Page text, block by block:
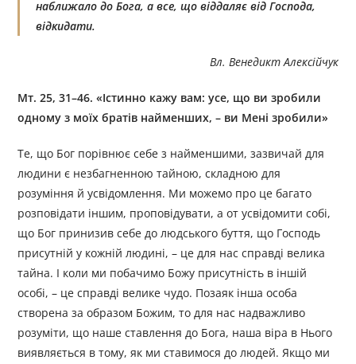
наближало до Бога, а все, що віддаляє від Господа,
відкидати.
Вл. Венедикт Алексійчук
Мт. 25, 31–46. «Істинно кажу вам: усе, що ви зробили
одному з моїх братів найменших, – ви Мені зробили»
Те, що Бог порівнює себе з найменшими, зазвичай для
людини є незбагненною тайною, складною для
розуміння й усвідомлення. Ми можемо про це багато
розповідати іншим, проповідувати, а от усвідомити собі,
що Бог принизив себе до людського буття, що Господь
присутній у кожній людині, – це для нас справді велика
тайна. І коли ми побачимо Божу присутність в іншій
особі, – це справді велике чудо. Позаяк інша особа
створена за образом Божим, то для нас надважливо
розуміти, що наше ставлення до Бога, наша віра в Нього
виявляється в тому, як ми ставимося до людей. Якщо ми